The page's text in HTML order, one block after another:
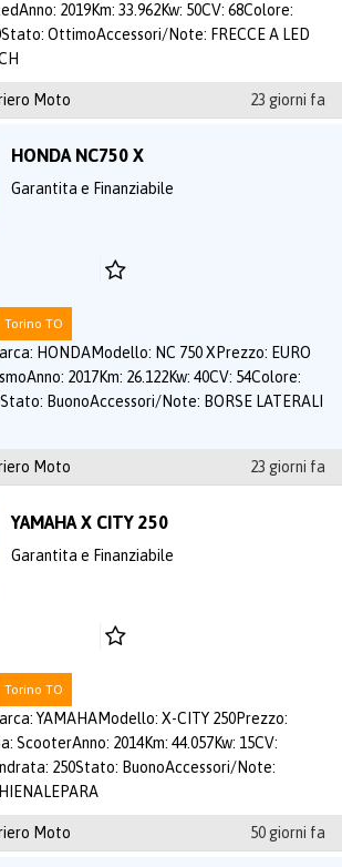
2019Km: 33.962Kw: 50CV: 68Colore:
OttimoAccessori/Note: FRECCE A LED
Moto 23 giorni fa
HONDA NC750 X
Garantita e Finanziabile
Torino TO
HONDAModello: NC 750 XPrezzo: EURO
2017Km: 26.122Kw: 40CV: 54Colore:
BuonoAccessori/Note: BORSE LATERALI
Moto 23 giorni fa
YAMAHA X CITY 250
Garantita e Finanziabile
Torino TO
YAMAHAModello: X-CITY 250Prezzo:
ScooterAnno: 2014Km: 44.057Kw: 15CV:
250Stato: BuonoAccessori/Note:
Moto 50 giorni fa